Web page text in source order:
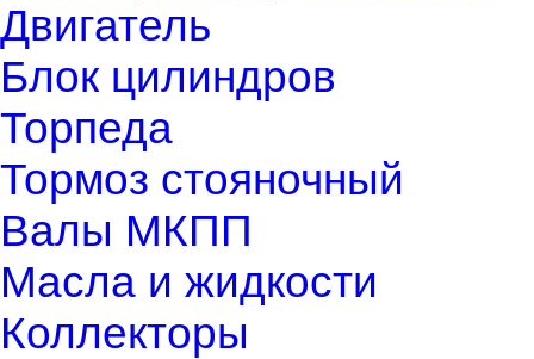
Двигатель
Блок цилиндров
Торпеда
Тормоз стояночный
Валы МКПП
Масла и жидкости
Коллекторы